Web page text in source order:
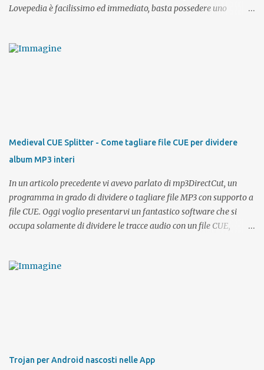
Lovepedia è facilissimo ed immediato, basta possedere uno
l'app potrete registrarvi direttamente con il vostro account Google
potrete sempre avere la possibilità di restare connessi ai vostri
contatti e cercarne di nuovi. Che sia per cercare l'anima gemella o
fare nuovi incontri, Lovepedia App è affidabile, sicura e 100%
gratis ...
Medieval CUE Splitter - Come tagliare file CUE per dividere
album MP3 interi
In un articolo precedente vi avevo parlato di mp3DirectCut, un
programma in grado di dividere o tagliare file MP3 con supporto a
file CUE. Oggi voglio presentarvi un fantastico software che si
occupa solamente di dividere le tracce audio con un file CUE,
Trojan per Android nascosti nelle App